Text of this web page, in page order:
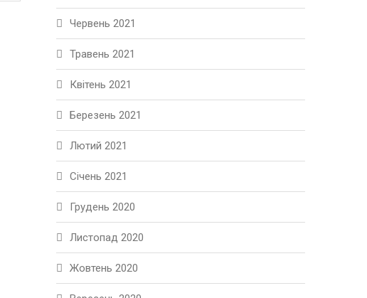
Червень 2021
Травень 2021
Квітень 2021
Березень 2021
Лютий 2021
Січень 2021
Грудень 2020
Листопад 2020
Жовтень 2020